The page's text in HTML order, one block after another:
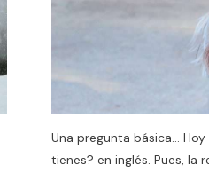
Una pregunta básica…
tienes? en inglés. Pues, la